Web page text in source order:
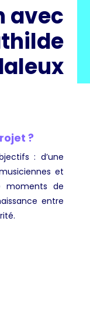
avec
?
: d’une
et
de
entre